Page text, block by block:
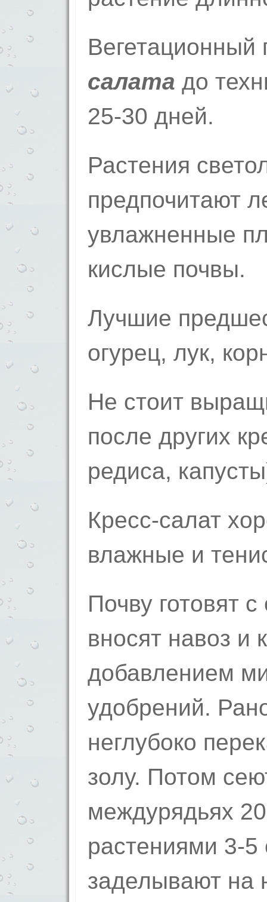
салата до
25-30 дней.
Растения
предпочитают
увлажненные
кислые почвы.
Лучшие
огурец, лук,
Не стоит
после других
редиса,
Кресс-салат
влажные и
Почву готовят
вносят навоз и
добавлением
удобрений.
неглубоко
золу. Потом
междурядьях
растениями 3-
заделывают на